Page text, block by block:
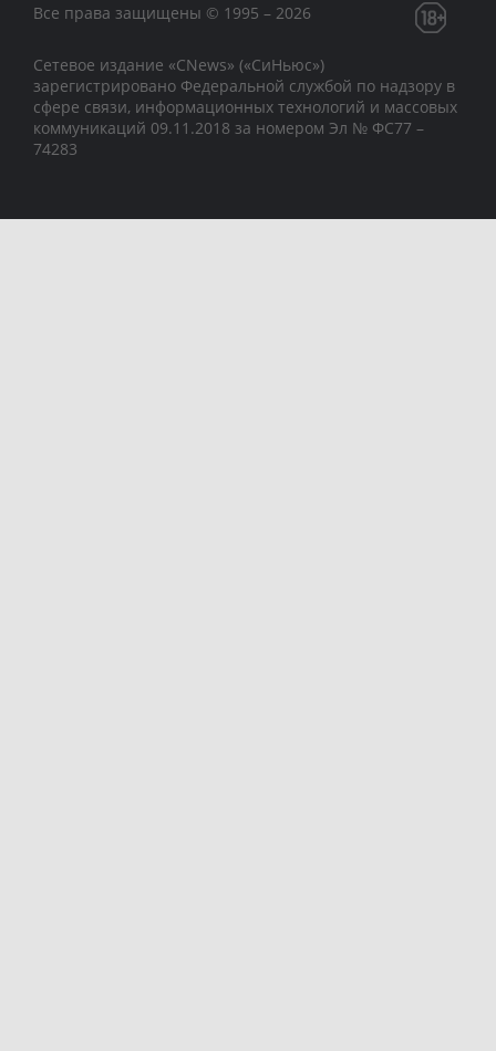
Все права защищены © 1995 – 2026
Сетевое издание «CNews» («СиНьюс»)
зарегистрировано Федеральной службой по надзору в
сфере связи, информационных технологий и массовых
коммуникаций 09.11.2018 за номером Эл № ФС77 –
74283